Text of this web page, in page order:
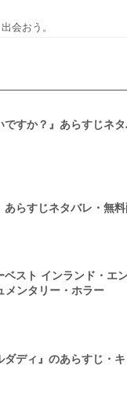
会おう。
すか？』あらすじネ
らすじネタバレ・無
スト インランド・エ
メンタリー・ホラー
ダディ』のあらすじ・